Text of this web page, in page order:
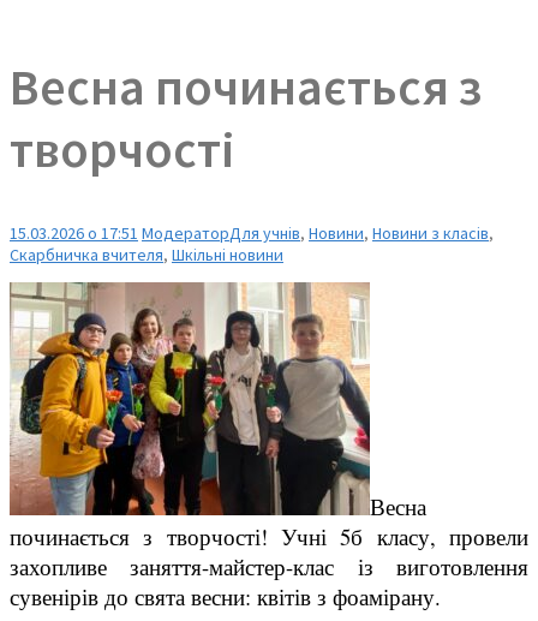
Весна починається з
творчості
15.03.2026 о 17:51 МодераторДля учнів, Новини, Новини з класів,
Скарбничка вчителя, Шкільні новини
Весна
починається з творчості! Учні 5б класу, провели
захопливе заняття-майстер-клас із виготовлення
сувенірів до свята весни: квітів з фоамірану.